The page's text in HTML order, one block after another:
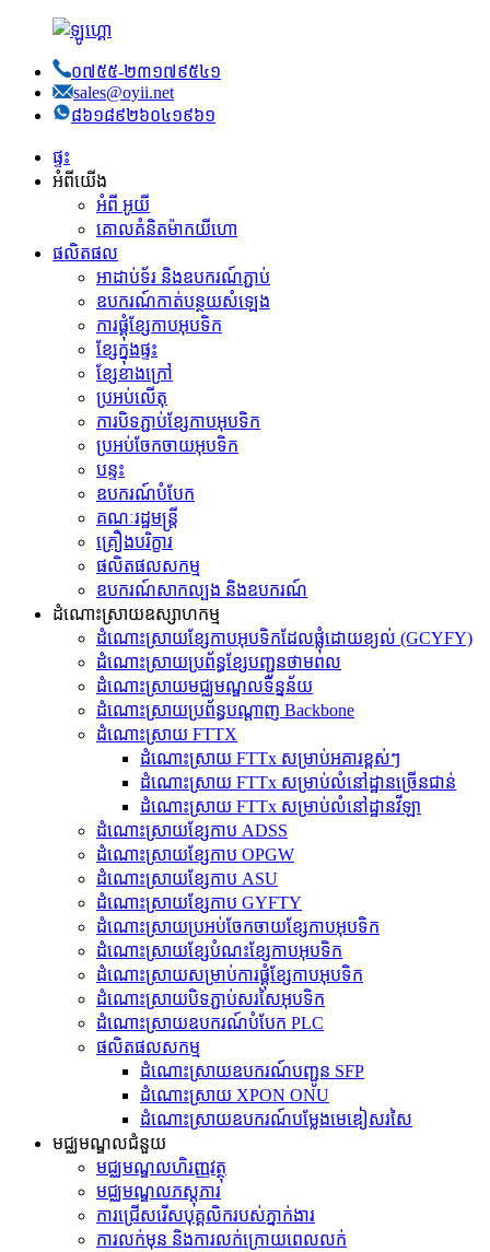
០៧៥៥-២៣១៧៩៥៤១
sales@oyii.net
៨៦១៨៩២៦០៤១៩៦១
ផ្ទះ
អំពីយើង
អំពី អូយី
គោលគំនិត​ម៉ាកយីហោ
ផលិតផល
អាដាប់ទ័រ និងឧបករណ៍ភ្ជាប់
ឧបករណ៍កាត់បន្ថយសំឡេង
ការផ្គុំខ្សែកាបអុបទិក
ខ្សែ​ក្នុង​ផ្ទះ
ខ្សែខាងក្រៅ
ប្រអប់​លើ​តុ
ការបិទភ្ជាប់ខ្សែកាបអុបទិក
ប្រអប់ចែកចាយអុបទិក
បន្ទះ
ឧបករណ៍បំបែក
គណៈរដ្ឋមន្ត្រី
គ្រឿងបរិក្ខារ
ផលិតផលសកម្ម
ឧបករណ៍សាកល្បង និងឧបករណ៍
ដំណោះស្រាយឧស្សាហកម្ម
ដំណោះស្រាយខ្សែកាបអុបទិកដែលផ្លុំដោយខ្យល់ (GCYFY)
ដំណោះស្រាយប្រព័ន្ធខ្សែបញ្ជូនថាមពល
ដំណោះស្រាយមជ្ឈមណ្ឌលទិន្នន័យ
ដំណោះស្រាយប្រព័ន្ធបណ្តាញ Backbone
ដំណោះស្រាយ FTTX
ដំណោះស្រាយ FTTx សម្រាប់អគារខ្ពស់ៗ
ដំណោះស្រាយ FTTx សម្រាប់លំនៅដ្ឋានច្រើនជាន់
ដំណោះស្រាយ FTTx សម្រាប់លំនៅដ្ឋានវីឡា
ដំណោះស្រាយខ្សែកាប ADSS
ដំណោះស្រាយខ្សែកាប OPGW
ដំណោះស្រាយខ្សែកាប ASU
ដំណោះស្រាយខ្សែកាប GYFTY
ដំណោះស្រាយប្រអប់ចែកចាយខ្សែកាបអុបទិក
ដំណោះស្រាយខ្សែបំណះខ្សែកាបអុបទិក
ដំណោះស្រាយ​សម្រាប់​ការ​ផ្គុំ​ខ្សែកាបអុបទិក
ដំណោះស្រាយបិទភ្ជាប់សរសៃអុបទិក
ដំណោះស្រាយ​ឧបករណ៍​បំបែក PLC
ផលិតផលសកម្ម
ដំណោះស្រាយឧបករណ៍បញ្ជូន SFP
ដំណោះស្រាយ XPON ONU
ដំណោះស្រាយឧបករណ៍បម្លែងមេឌៀសរសៃ
មជ្ឈមណ្ឌលជំនួយ
មជ្ឈមណ្ឌលហិរញ្ញវត្ថុ
មជ្ឈមណ្ឌល​ភស្តុភារ
ការជ្រើសរើសបុគ្គលិករបស់ភ្នាក់ងារ
ការលក់មុន និងការលក់ក្រោយពេលលក់